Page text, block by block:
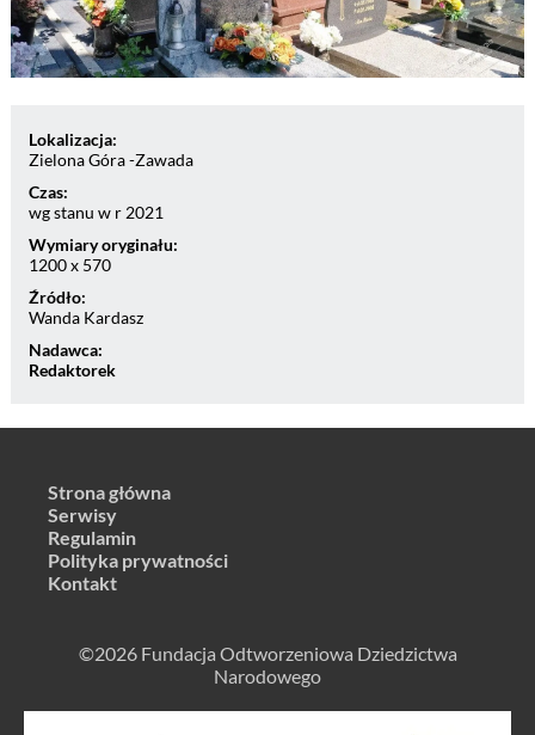
Lokalizacja:
Zielona Góra -Zawada
Czas:
wg stanu w r 2021
Wymiary oryginału:
1200 x 570
Źródło:
Wanda Kardasz
Nadawca:
Redaktorek
Strona główna
Serwisy
Regulamin
Polityka prywatności
Kontakt
©2026 Fundacja Odtworzeniowa Dziedzictwa
Narodowego